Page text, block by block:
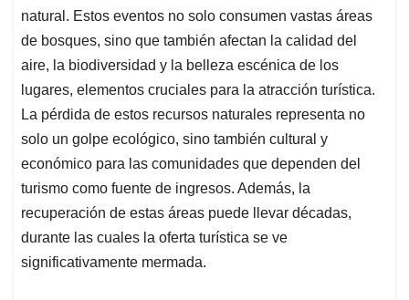
natural. Estos eventos no solo consumen vastas áreas
de bosques, sino que también afectan la calidad del
aire, la biodiversidad y la belleza escénica de los
lugares, elementos cruciales para la atracción turística.
La pérdida de estos recursos naturales representa no
solo un golpe ecológico, sino también cultural y
económico para las comunidades que dependen del
turismo como fuente de ingresos. Además, la
recuperación de estas áreas puede llevar décadas,
durante las cuales la oferta turística se ve
significativamente mermada.